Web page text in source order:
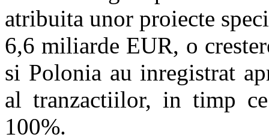
atribuita unor proiecte
6,6 miliarde EUR, o
si Polonia au inregistrat
al tranzactiilor, in timp
100%.